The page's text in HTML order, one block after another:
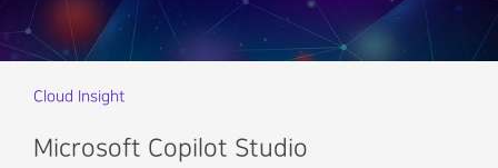
Cloud Insight
Microsoft Copilot Studio